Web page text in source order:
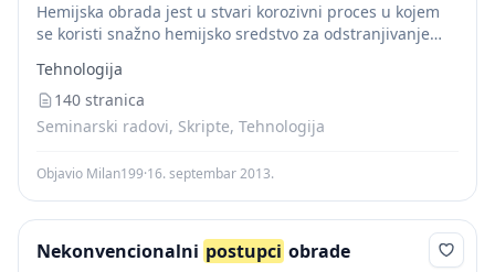
Hemijska obrada jest u stvari korozivni proces u kojem
se koristi snažno hemijsko sredstvo za odstranjivanje
upotrebljava za izradu različitih kompliciranih izradaka,
od vrlo...
Tehnologija
140 stranica
Seminarski radovi, Skripte, Tehnologija
Objavio Milan199·16. septembar 2013.
Nekonvencionalni postupci obrade